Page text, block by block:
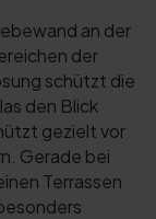
an der
der
schützt die
den Blick
gezielt vor
Gerade bei
Terrassen